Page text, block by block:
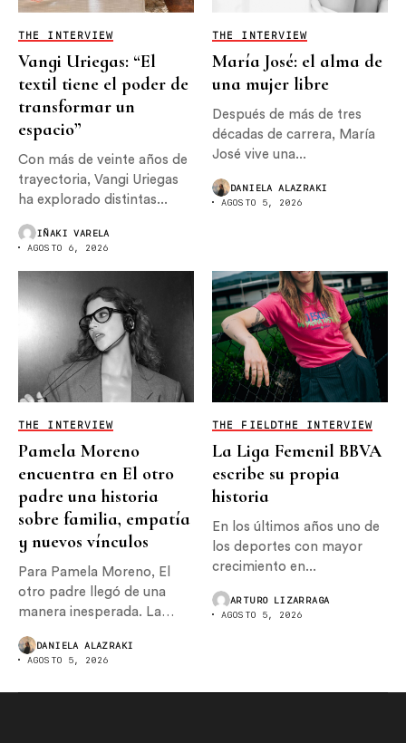
THE INTERVIEW
Vangi Uriegas: “El
textil tiene el poder de
transformar un
espacio”
Con más de veinte años de
trayectoria, Vangi Uriegas
ha explorado distintas...
IÑAKI VARELA
AGOSTO 6, 2026
THE INTERVIEW
María José: el alma de
una mujer libre
Después de más de tres
décadas de carrera, María
José vive una...
DANIELA ALAZRAKI
AGOSTO 5, 2026
THE INTERVIEW
Pamela Moreno
encuentra en El otro
padre una historia
sobre familia, empatía
y nuevos vínculos
Para Pamela Moreno, El
otro padre llegó de una
manera inesperada. La
DANIELA ALAZRAKI
AGOSTO 5, 2026
THE FIELDTHE INTERVIEW
La Liga Femenil BBVA
escribe su propia
historia
En los últimos años uno de
los deportes con mayor
crecimiento en...
ARTURO LIZARRAGA
AGOSTO 5, 2026